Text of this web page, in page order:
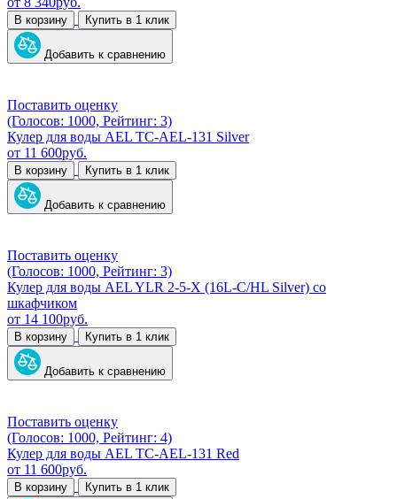
В корзину Купить в 1 клик
Добавить к сравнению
Поставить оценку
(Голосов: 1000, Рейтинг: 3)
Кулер для воды AEL TC-AEL-131 Silver
от 11 600руб.
В корзину Купить в 1 клик
Добавить к сравнению
Поставить оценку
(Голосов: 1000, Рейтинг: 3)
Кулер для воды AEL YLR 2-5-X (16L-C/HL Silver) со
шкафчиком
от 14 100руб.
В корзину Купить в 1 клик
Добавить к сравнению
Поставить оценку
(Голосов: 1000, Рейтинг: 4)
Кулер для воды AEL TC-AEL-131 Red
от 11 600руб.
В корзину Купить в 1 клик